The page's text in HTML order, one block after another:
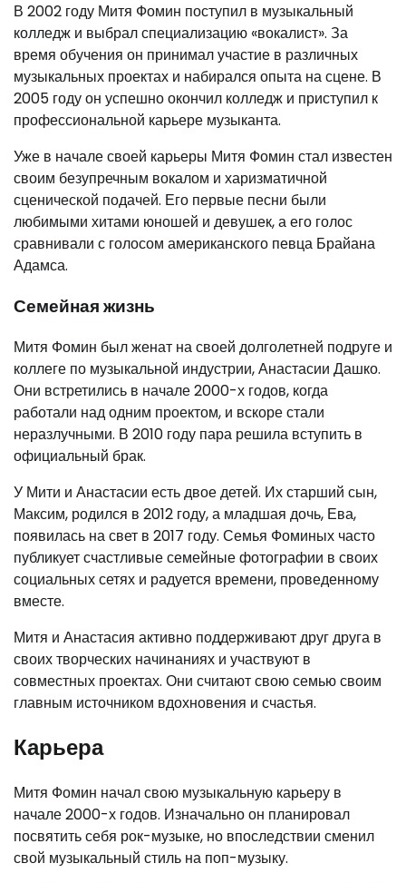
В 2002 году Митя Фомин поступил в музыкальный
колледж и выбрал специализацию «вокалист». За
время обучения он принимал участие в различных
музыкальных проектах и набирался опыта на сцене. В
2005 году он успешно окончил колледж и приступил к
профессиональной карьере музыканта.
Уже в начале своей карьеры Митя Фомин стал известен
своим безупречным вокалом и харизматичной
сценической подачей. Его первые песни были
любимыми хитами юношей и девушек, а его голос
сравнивали с голосом американского певца Брайана
Адамса.
Семейная жизнь
Митя Фомин был женат на своей долголетней подруге и
коллеге по музыкальной индустрии, Анастасии Дашко.
Они встретились в начале 2000-х годов, когда
работали над одним проектом, и вскоре стали
неразлучными. В 2010 году пара решила вступить в
официальный брак.
У Мити и Анастасии есть двое детей. Их старший сын,
Максим, родился в 2012 году, а младшая дочь, Ева,
появилась на свет в 2017 году. Семья Фоминых часто
публикует счастливые семейные фотографии в своих
социальных сетях и радуется времени, проведенному
вместе.
Митя и Анастасия активно поддерживают друг друга в
своих творческих начинаниях и участвуют в
совместных проектах. Они считают свою семью своим
главным источником вдохновения и счастья.
Карьера
Митя Фомин начал свою музыкальную карьеру в
начале 2000-х годов. Изначально он планировал
посвятить себя рок-музыке, но впоследствии сменил
свой музыкальный стиль на поп-музыку.